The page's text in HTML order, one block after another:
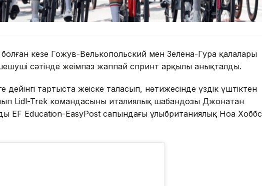
кезең Гожув-Велькопольский мен Зелена-Гура қалалары
сәтінде жеңімпаз жаппай спринт арқылы анықталды.
тартыста жеңіске таласып, нәтижесінде үздік үштіктен
Lidl-Trek командасының италиялық шабандозы Джонатан
EF Education-EasyPost сапындағы ұлыбританиялық Ноа Хоббс